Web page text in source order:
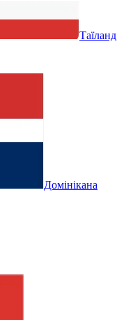
Таїланд
Домінікана